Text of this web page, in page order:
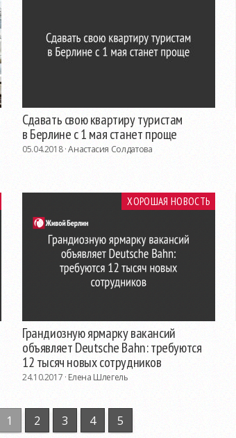
Сдавать свою квартиру туристам
в Берлине с 1 мая станет проще
05.04.2018 ·Анастасия Солдатова
ХОРОШАЯ НОВОСТЬ
Грандиозную ярмарку вакансий
объявляет Deutsche Bahn: требуются
12 тысяч новых сотрудников
24.10.2017 ·Елена Шлегель
1 2 3 4 5